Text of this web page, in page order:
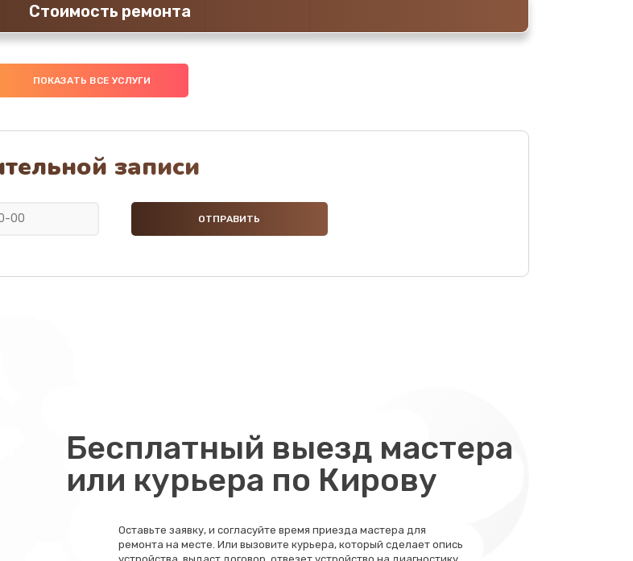
Стоимость ремонта
ПОКАЗАТЬ ВСЕ УСЛУГИ
записи
Бесплатный выезд мастера
или курьера по Кирову
Оставьте заявку, и согласуйте время приезда мастера для
ремонта на месте. Или вызовите курьера, который сделает опись